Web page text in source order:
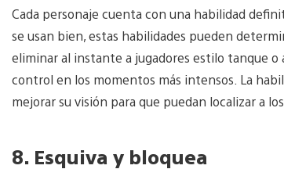
Cada personaje cuenta con una habilidad
se usan bien, estas habilidades pueden
eliminar al instante a jugadores estilo tanque o
control en los momentos más intensos. La
mejorar su visión para que puedan localizar a
8. Esquiva y bloquea